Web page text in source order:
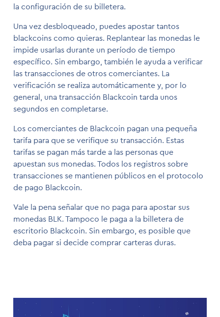
la configuración de su billetera.
Una vez desbloqueado, puedes apostar tantos
blackcoins como quieras. Replantear las monedas le
impide usarlas durante un período de tiempo
específico. Sin embargo, también le ayuda a verificar
las transacciones de otros comerciantes. La
verificación se realiza automáticamente y, por lo
general, una transacción Blackcoin tarda unos
segundos en completarse.
Los comerciantes de Blackcoin pagan una pequeña
tarifa para que se verifique su transacción. Estas
tarifas se pagan más tarde a las personas que
apuestan sus monedas. Todos los registros sobre
transacciones se mantienen públicos en el protocolo
de pago Blackcoin.
Vale la pena señalar que no paga para apostar sus
monedas BLK. Tampoco le paga a la billetera de
escritorio Blackcoin. Sin embargo, es posible que
deba pagar si decide comprar carteras duras.